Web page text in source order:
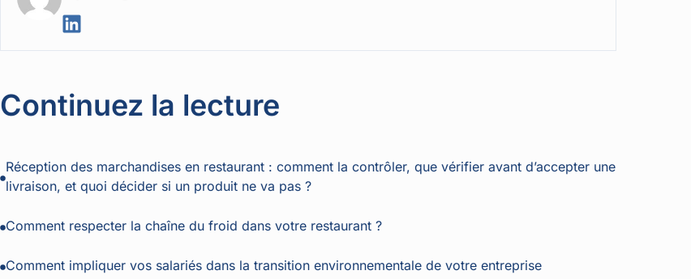
Continuez la lecture
Réception des marchandises en restaurant : comment la contrôler, que vérifier avant d’accepter une
livraison, et quoi décider si un produit ne va pas ?
Comment respecter la chaîne du froid dans votre restaurant ?
Comment impliquer vos salariés dans la transition environnementale de votre entreprise